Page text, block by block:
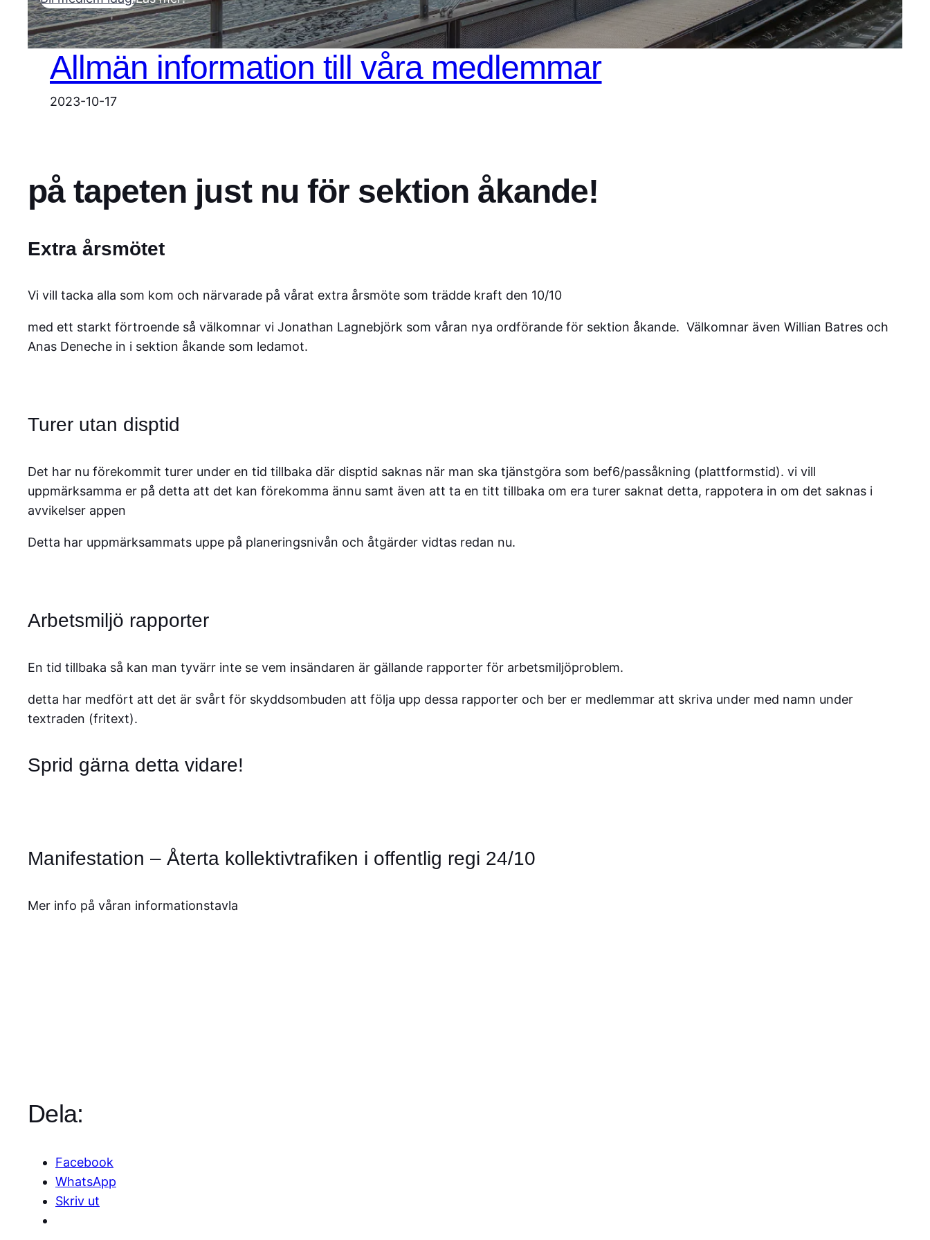
Allmän information till våra medlemmar
2023-10-17
på tapeten just nu för sektion åkande!
Extra årsmötet
Vi vill tacka alla som kom och närvarade på vårat extra årsmöte som trädde kraft den 10/10
med ett starkt förtroende så välkomnar vi Jonathan Lagnebjörk som våran nya ordförande för sektion åkande. Välkomnar även Willian Batres och
Anas Deneche in i sektion åkande som ledamot.
Turer utan disptid
Det har nu förekommit turer under en tid tillbaka där disptid saknas när man ska tjänstgöra som bef6/passåkning (plattformstid). vi vill
uppmärksamma er på detta att det kan förekomma ännu samt även att ta en titt tillbaka om era turer saknat detta, rappotera in om det saknas i
avvikelser appen
Detta har uppmärksammats uppe på planeringsnivån och åtgärder vidtas redan nu.
Arbetsmiljö rapporter
En tid tillbaka så kan man tyvärr inte se vem insändaren är gällande rapporter för arbetsmiljöproblem.
detta har medfört att det är svårt för skyddsombuden att följa upp dessa rapporter och ber er medlemmar att skriva under med namn under
textraden (fritext).
Sprid gärna detta vidare!
Manifestation – Återta kollektivtrafiken i offentlig regi 24/10
Mer info på våran informationstavla
Dela:
Facebook
WhatsApp
Skriv ut